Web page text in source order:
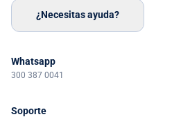
¿Necesitas ayuda?
Whatsapp
300 387 0041
Soporte